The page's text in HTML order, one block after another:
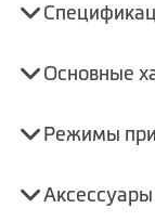
Основные
Режимы
Аксессуары